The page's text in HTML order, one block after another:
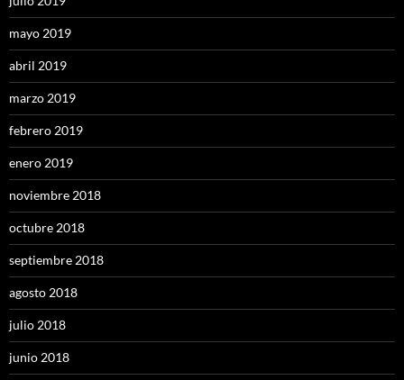
mayo 2019
abril 2019
marzo 2019
febrero 2019
enero 2019
noviembre 2018
octubre 2018
septiembre 2018
agosto 2018
julio 2018
junio 2018